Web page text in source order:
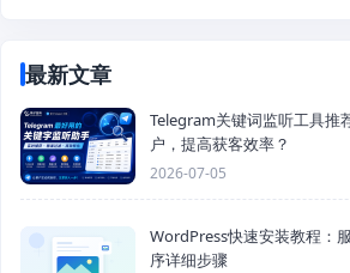
最新文章
Telegram关键词监听工具推
户，提高获客效率？
2026-07-05
WordPress快速安装教程：
序详细步骤